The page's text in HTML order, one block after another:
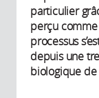
particulier
perçu
processus
depuis une
biologique